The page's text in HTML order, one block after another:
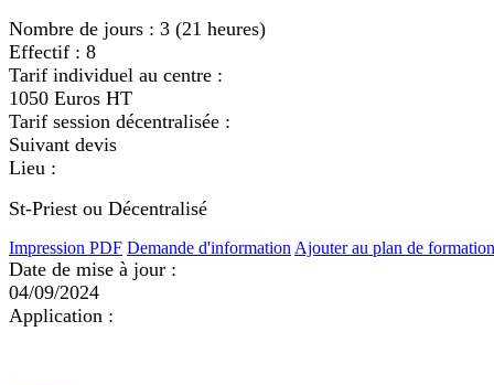
Nombre de jours : 3 (21 heures)
Effectif : 8
Tarif individuel au centre :
1050 Euros HT
Tarif session décentralisée :
Suivant devis
Lieu :
St-Priest ou Décentralisé
Impression PDF Demande d'information Ajouter au plan de formation
Date de mise à jour :
04/09/2024
Application :